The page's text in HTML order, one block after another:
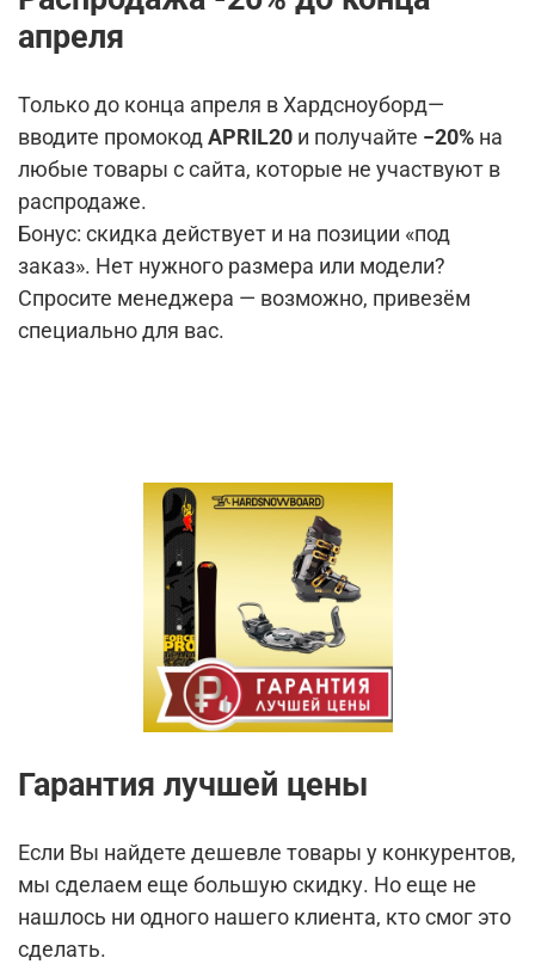
апреля
Только до конца апреля в Хардсноуборд—
вводите промокод APRIL20 и получайте −20% на
любые товары с сайта, которые не участвуют в
распродаже.
Бонус: скидка действует и на позиции «под
заказ». Нет нужного размера или модели?
Спросите менеджера — возможно, привезём
специально для вас.
Гарантия лучшей цены
Если Вы найдете дешевле товары у конкурентов,
мы сделаем еще большую скидку. Но еще не
нашлось ни одного нашего клиента, кто смог это
сделать.